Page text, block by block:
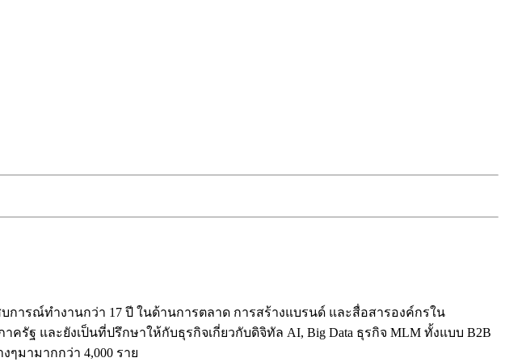
การณ์ทำงานกว่า 17 ปี ในด้านการตลาด การสร้างแบรนด์ และสื่อสารองค์กรใน
รัฐ และยังเป็นที่ปรึกษาให้กับธุรกิจเกี่ยวกับดิจิทัล AI, Big Data ธุรกิจ MLM ทั้งแบบ B2B
ๆมามากกว่า 4,000 ราย